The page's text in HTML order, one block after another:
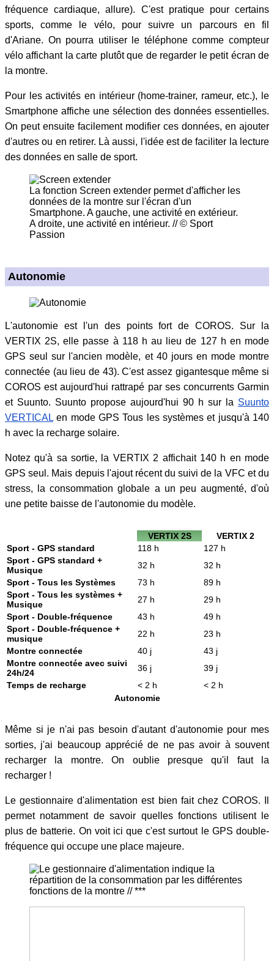
fréquence cardiaque, allure). C'est pratique pour certains
sports, comme le vélo, pour suivre un parcours en fil
d'Ariane. On pourra utiliser le téléphone comme compteur
vélo affichant la carte plutôt que de regarder le petit écran de
la montre.
Pour les activités en intérieur (home-trainer, rameur, etc.), le
Smartphone affiche une sélection des données essentielles.
On peut ensuite facilement modifier ces données, en ajouter
d'autres ou en retirer. Là aussi, l'idée est de faciliter la lecture
des données en salle de sport.
La fonction Screen extender permet d'afficher les
données de la montre sur l'écran d'un
Smartphone. A gauche, une activité en extérieur.
A droite, une activité en intérieur. // © Sport
Passion
Autonomie
L'autonomie est l'un des points fort de COROS. Sur la
VERTIX 2S, elle passe à 118 h au lieu de 127 h en mode
GPS seul sur l'ancien modèle, et 40 jours en mode montre
connectée (au lieu de 43). C'est assez gigantesque même si
COROS est aujourd'hui rattrapé par ses concurrents Garmin
et Suunto. Suunto propose aujourd'hui 90 h sur la Suunto
VERTICAL en mode GPS Tous les systèmes et jusqu'à 140
h avec la recharge solaire.
Notez qu'à sa sortie, la VERTIX 2 affichait 140 h en mode
GPS seul. Mais depuis l'ajout récent du suivi de la VFC et du
stress, la consommation globale a un peu augmenté, d'où
une petite baisse de l'autonomie du modèle.
VERTIX 2S
VERTIX 2
Sport - GPS standard
118 h
127 h
Sport - GPS standard +
Musique
32 h
32 h
Sport - Tous les Systèmes
73 h
89 h
Sport - Tous les systèmes +
Musique
27 h
29 h
Sport - Double-fréquence
43 h
49 h
Sport - Double-fréquence +
musique
22 h
23 h
Montre connectée
40 j
43 j
Montre connectée avec suivi
24h/24
36 j
39 j
Temps de recharge
< 2 h
< 2 h
Autonomie
Même si je n'ai pas besoin d'autant d'autonomie pour mes
sorties, j'ai beaucoup apprécié de ne pas avoir à souvent
recharger la montre. On oublie presque qu'il faut la
recharger !
Le gestionnaire d'alimentation est bien fait chez COROS. Il
permet notamment de savoir quelles fonctions utilisent le
plus de batterie. On voit ici que c'est surtout le GPS double-
fréquence qui occupe une place majeure.